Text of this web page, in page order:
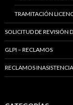
TRAMITACIÓN
SOLICITUD DE REVISIÓN
GLPI – RECLAMOS
RECLAMOS